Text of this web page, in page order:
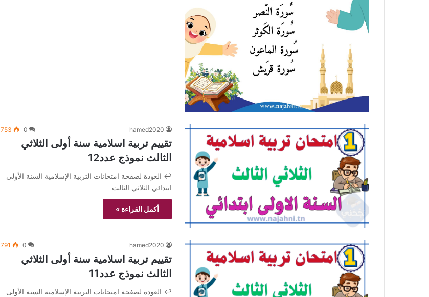
hamed2020
0
753
تقييم تربية اسلامية سنة أولى الثلاثي
الثالث نموذج عدد12
↩️ العودة لصفحة امتحانات التربية الإسلامية السنة الأولى
ابتدائي الثلاثي الثالث
أكمل القراءة »
hamed2020
0
791
تقييم تربية اسلامية سنة أولى الثلاثي
الثالث نموذج عدد11
↩️ العودة لصفحة امتحانات التربية الإسلامية السنة الأولى